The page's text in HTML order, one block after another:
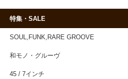
特集・SALE
SOUL,FUNK,RARE GROOVE
和モノ・グルーヴ
45 / 7インチ